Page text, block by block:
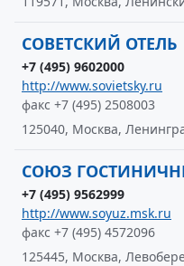
СОВЕТСКИЙ ОТЕЛЬ
+7 (495) 9602000
http://www.sovietsky.ru
факс +7 (495) 2508003
125040, Москва,
СОЮЗ
+7 (495) 9562999
http://www.soyuz.msk.ru
факс +7 (495) 4572096
125445, Москва,